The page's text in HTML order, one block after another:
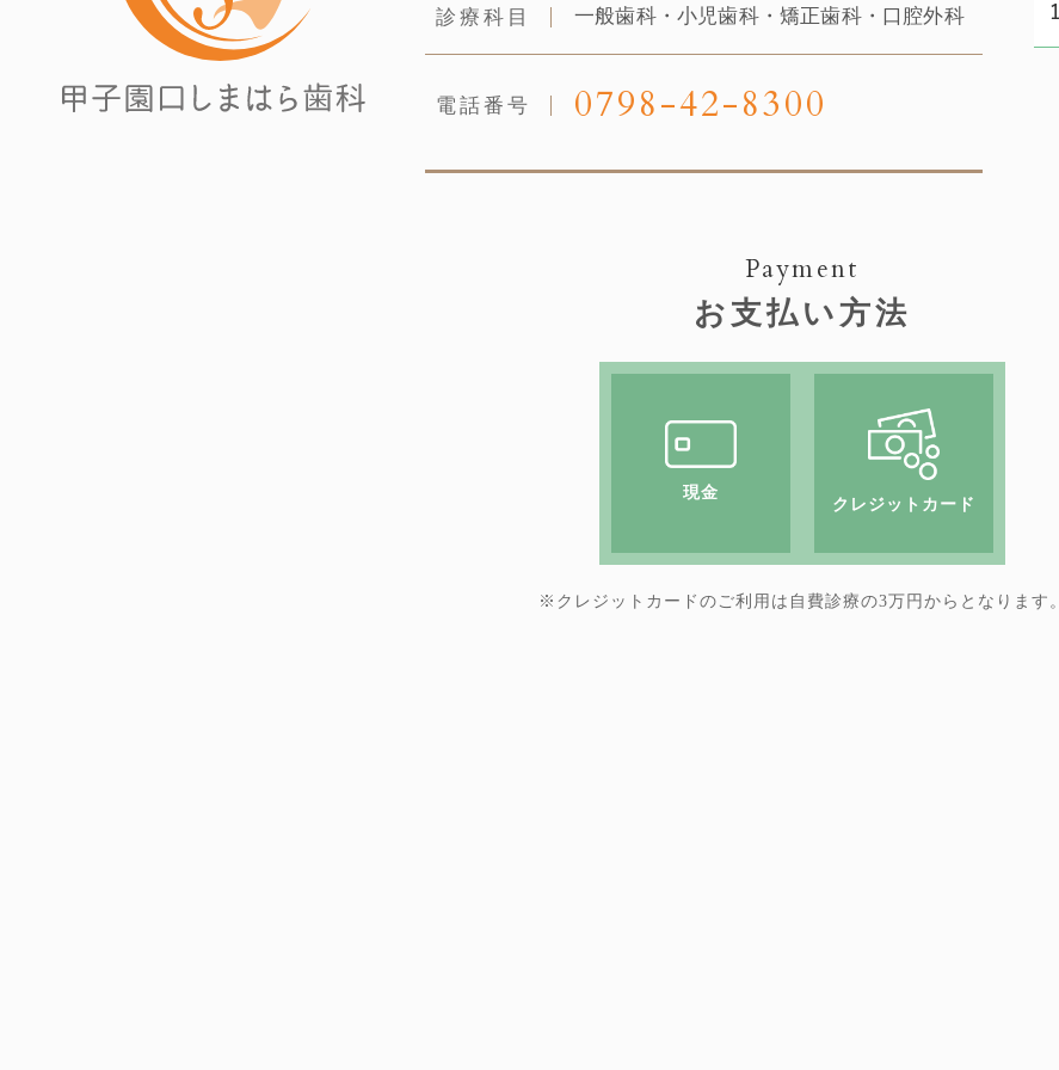
診療科目 一般歯科・小児歯科・矯正歯科・口腔外科
電話番号 0798-42-8300
Payment
お支払い方法
現金
クレジットカード
※クレジットカードのご利用は 自費診療の3万円からとなります。